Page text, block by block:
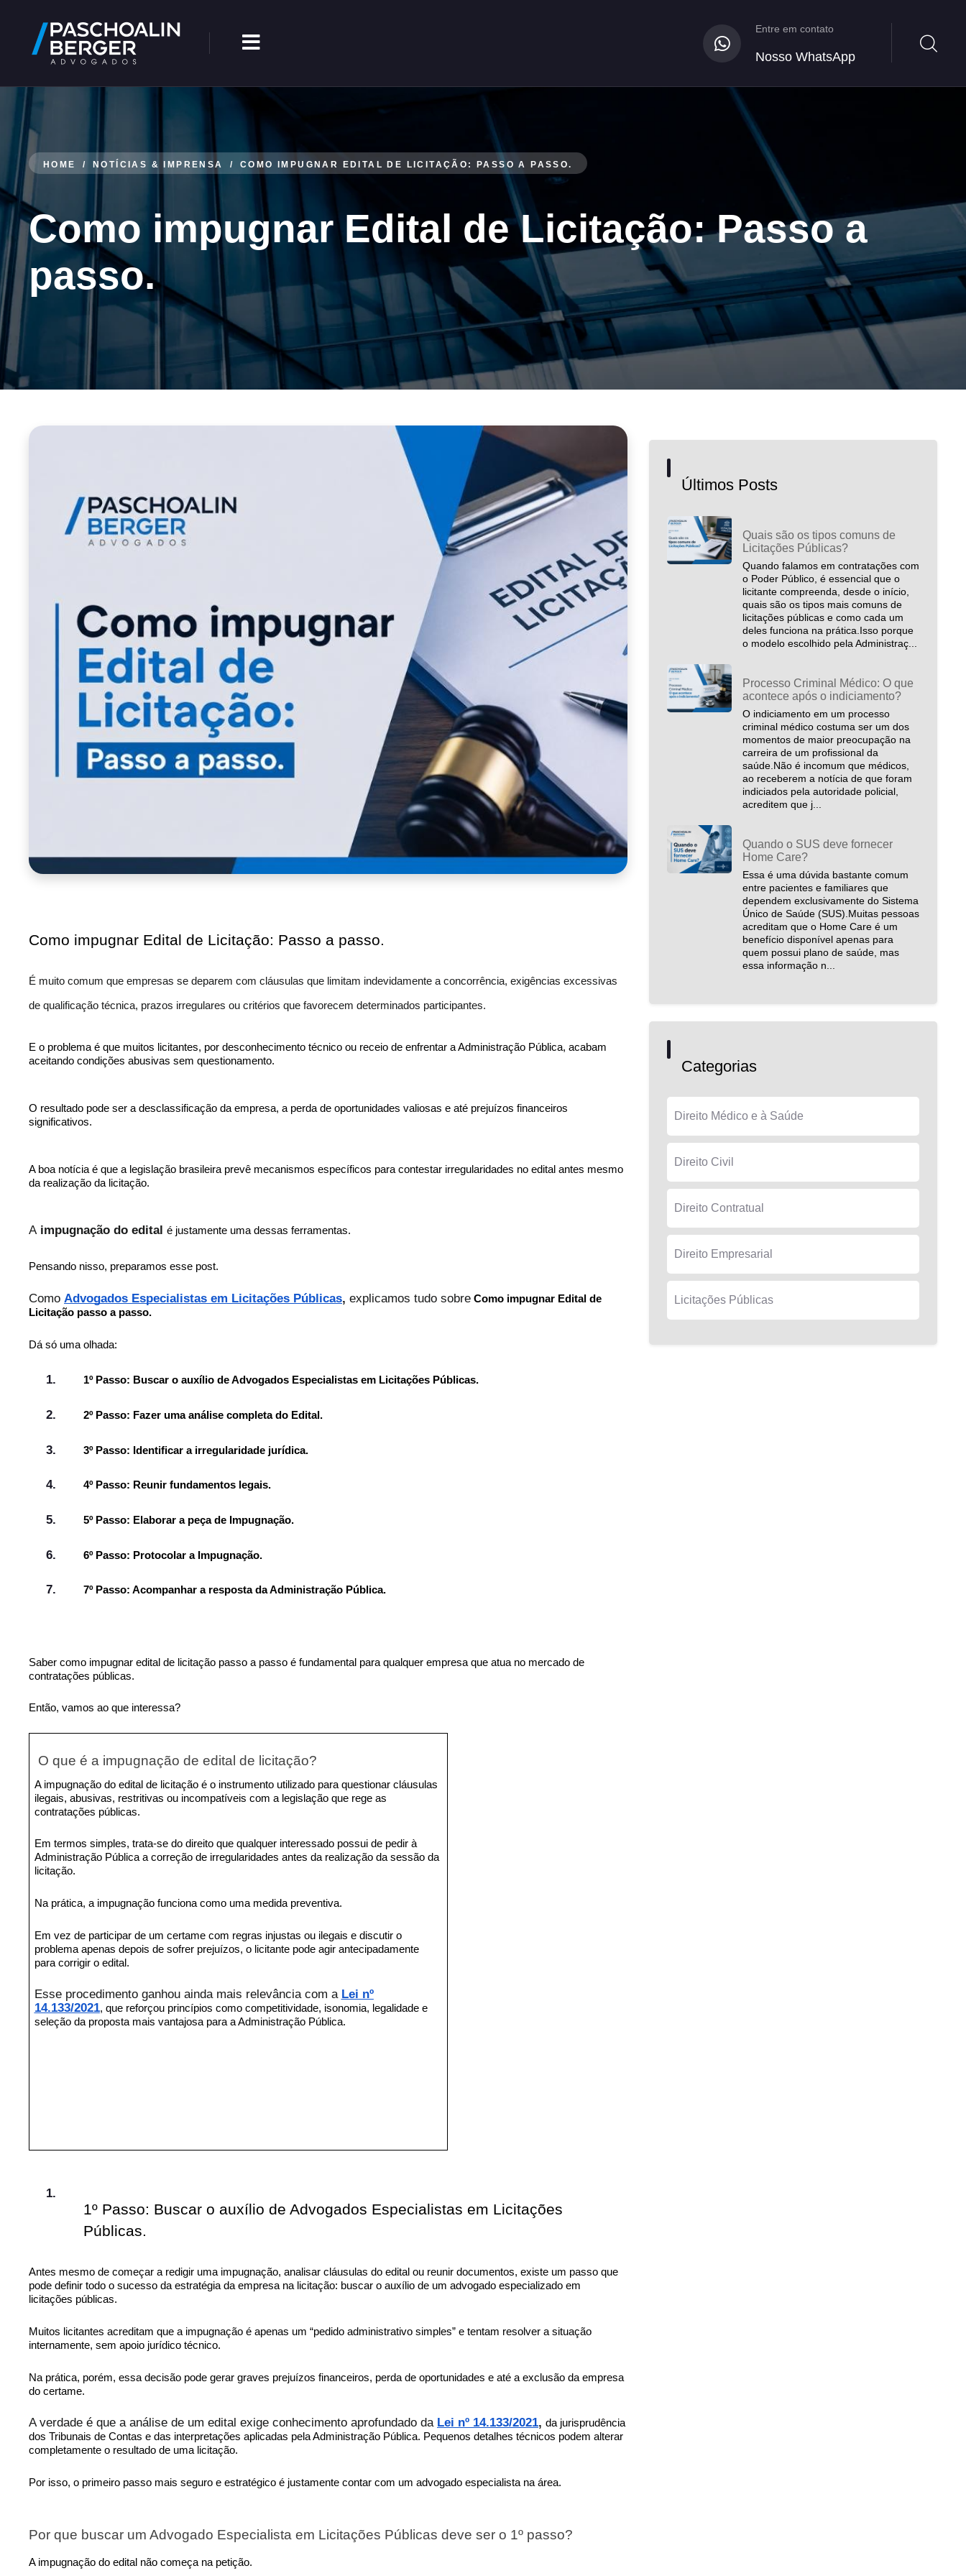
Entre em contato
Nosso WhatsApp
HOME / NOTÍCIAS & IMPRENSA / COMO IMPUGNAR EDITAL DE LICITAÇÃO: PASSO A PASSO.
Como impugnar Edital de Licitação: Passo a
passo.
Como impugnar Edital de Licitação: Passo a passo.
É muito comum que empresas se deparem com cláusulas que limitam indevidamente a concorrência, exigências excessivas
de qualificação técnica, prazos irregulares ou critérios que favorecem determinados participantes.
E o problema é que muitos licitantes, por desconhecimento técnico ou receio de enfrentar a Administração Pública, acabam
aceitando condições abusivas sem questionamento.
O resultado pode ser a desclassificação da empresa, a perda de oportunidades valiosas e até prejuízos financeiros
significativos.
A boa notícia é que a legislação brasileira prevê mecanismos específicos para contestar irregularidades no edital antes mesmo
da realização da licitação.
Aimpugnação do edital é justamente uma dessas ferramentas.
Pensando nisso, preparamos esse post.
Como Advogados Especialistas em Licitações Públicas, explicamos tudo sobre Como impugnar Edital de
Licitação passo a passo.
Dá só uma olhada:
1º Passo: Buscar o auxílio de Advogados Especialistas em Licitações Públicas.
2º Passo: Fazer uma análise completa do Edital.
3º Passo: Identificar a irregularidade jurídica.
4º Passo: Reunir fundamentos legais.
5º Passo: Elaborar a peça de Impugnação.
6º Passo: Protocolar a Impugnação.
7º Passo: Acompanhar a resposta da Administração Pública.
Saber como impugnar edital de licitação passo a passo é fundamental para qualquer empresa que atua no mercado de
contratações públicas.
Então, vamos ao que interessa?
O que é a impugnação de edital de licitação?
A impugnação do edital de licitação é o instrumento utilizado para questionar cláusulas
ilegais, abusivas, restritivas ou incompatíveis com a legislação que rege as
contratações públicas.
Em termos simples, trata-se do direito que qualquer interessado possui de pedir à
Administração Pública a correção de irregularidades antes da realização da sessão da
licitação.
Na prática, a impugnação funciona como uma medida preventiva.
Em vez de participar de um certame com regras injustas ou ilegais e discutir o
problema apenas depois de sofrer prejuízos, o licitante pode agir antecipadamente
para corrigir o edital.
Esse procedimento ganhou ainda mais relevância com a Lei nº
14.133/2021, que reforçou princípios como competitividade, isonomia, legalidade e
seleção da proposta mais vantajosa para a Administração Pública.
1º Passo: Buscar o auxílio de Advogados Especialistas em Licitações
Públicas.
Antes mesmo de começar a redigir uma impugnação, analisar cláusulas do edital ou reunir documentos, existe um passo que
pode definir todo o sucesso da estratégia da empresa na licitação: buscar o auxílio de um advogado especializado em
licitações públicas.
Muitos licitantes acreditam que a impugnação é apenas um “pedido administrativo simples” e tentam resolver a situação
internamente, sem apoio jurídico técnico.
Na prática, porém, essa decisão pode gerar graves prejuízos financeiros, perda de oportunidades e até a exclusão da empresa
do certame.
A verdade é que a análise de um edital exige conhecimento aprofundado da Lei nº 14.133/2021, da jurisprudência
dos Tribunais de Contas e das interpretações aplicadas pela Administração Pública. Pequenos detalhes técnicos podem alterar
completamente o resultado de uma licitação.
Por isso, o primeiro passo mais seguro e estratégico é justamente contar com um advogado especialista na área.
Por que buscar um Advogado Especialista em Licitações Públicas deve ser o 1º passo?
A impugnação do edital não começa na petição.
Últimos Posts
Quais são os tipos comuns de
Licitações Públicas?
Quando falamos em contratações com
o Poder Público, é essencial que o
licitante compreenda, desde o início,
quais são os tipos mais comuns de
licitações públicas e como cada um
deles funciona na prática.Isso porque
o modelo escolhido pela Administraç...
Processo Criminal Médico: O que
acontece após o indiciamento?
O indiciamento em um processo
criminal médico costuma ser um dos
momentos de maior preocupação na
carreira de um profissional da
saúde.Não é incomum que médicos,
ao receberem a notícia de que foram
indiciados pela autoridade policial,
acreditem que j...
Quando o SUS deve fornecer
Home Care?
Essa é uma dúvida bastante comum
entre pacientes e familiares que
dependem exclusivamente do Sistema
Único de Saúde (SUS).Muitas pessoas
acreditam que o Home Care é um
benefício disponível apenas para
quem possui plano de saúde, mas
essa informação n...
Categorias
Direito Médico e à Saúde
Direito Civil
Direito Contratual
Direito Empresarial
Licitações Públicas